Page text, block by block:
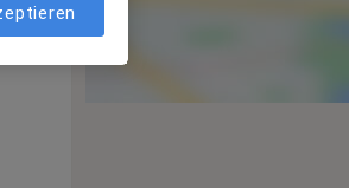
Mo,
10 Aug